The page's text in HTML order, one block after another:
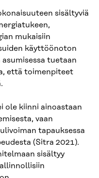
sisältyviä
mukaisiin
käyttöönoton
tuetaan
että toimenpiteet
ole kiinni ainoastaan
vaan
tapauksessa
(Sitra 2021).
sisältyy